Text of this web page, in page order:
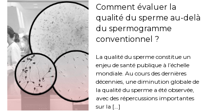
Comment évaluer la
qualité du sperme au-delà
du spermogramme
conventionnel ?
La qualité du sperme constitue un
enjeu de santé publique à l’échelle
mondiale. Au cours des dernières
décennies, une diminution globale de
la qualité du sperme a été observée,
avec des répercussions importantes
sur la […]